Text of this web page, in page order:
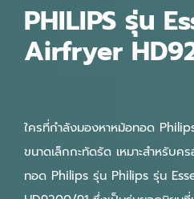
PHILIPS รุ่น
Airfryer
ใครที่กำลังมองหาหม้อทอด
ขนาดเล็กกะทัดรัด เหมาะสำหรับค
ทอด Philips รุ่น Philips รุ่น